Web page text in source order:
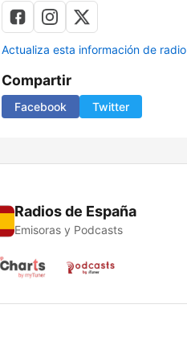
Actualiza esta información de radio
Compartir
Facebook Twitter
Radios de España
Emisoras y Podcasts